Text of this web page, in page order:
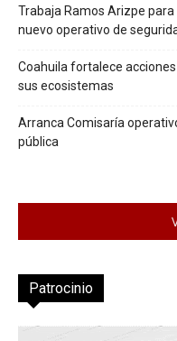
Trabaja Ramos Arizpe
nuevo operativo de
Coahuila fortalece
sus ecosistemas
Arranca Comisaría
pública
Patrocinio